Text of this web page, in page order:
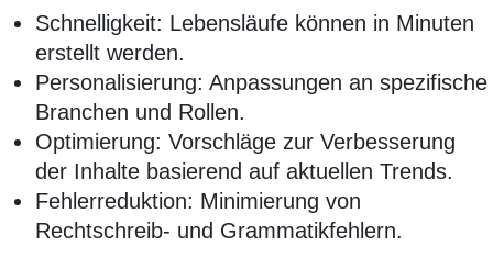
Schnelligkeit: Lebensläufe können in Minuten
erstellt werden.
Personalisierung: Anpassungen an spezifische
Branchen und Rollen.
Optimierung: Vorschläge zur Verbesserung
der Inhalte basierend auf aktuellen Trends.
Fehlerreduktion: Minimierung von
Rechtschreib- und Grammatikfehlern.